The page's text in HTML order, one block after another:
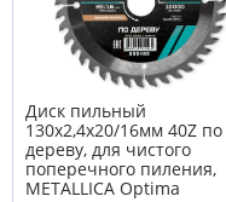
Диск пильный
130х2,4х20/16мм 40Z по
дереву, для чистого
поперечного пиления,
METALLICA Optima